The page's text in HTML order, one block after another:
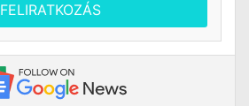
FELIRATKOZÁS